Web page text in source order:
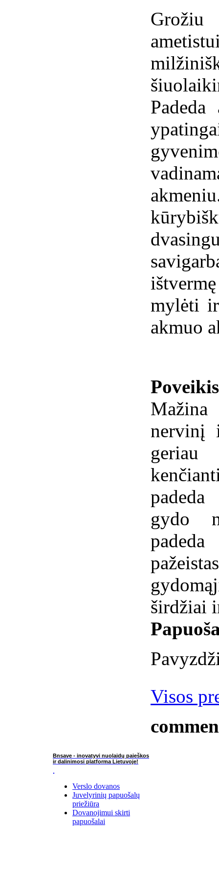
mylėti
akmuo
nervinį
gydo
širdžiai
Visos
Bnsave - inovatyvi nuolaidų paieškos
ir dalinimosi platforma Lietuvoje!
Verslo dovanos
Juvelyrinių papuošalų
priežiūra
Dovanojimui skirti
papuošalai